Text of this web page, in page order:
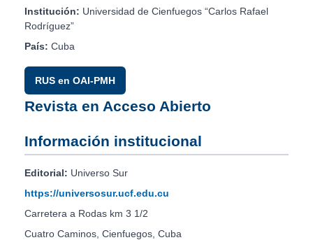
Institución: Universidad de Cienfuegos “Carlos Rafael
Rodríguez”
País: Cuba
RUS en OAI-PMH
Revista en Acceso Abierto
Información institucional
Editorial: Universo Sur
https://universosur.ucf.edu.cu
Carretera a Rodas km 3 1/2
Cuatro Caminos, Cienfuegos, Cuba